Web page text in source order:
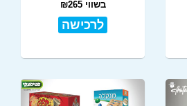
בשווי ₪265
לרכישה